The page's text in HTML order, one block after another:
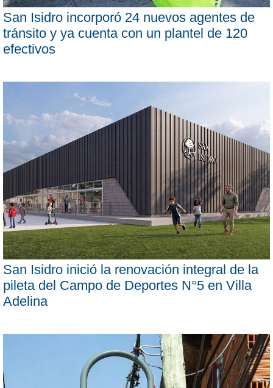
San Isidro incorporó 24 nuevos agentes de
tránsito y ya cuenta con un plantel de 120
efectivos
San Isidro inició la renovación integral de la
pileta del Campo de Deportes N°5 en Villa
Adelina